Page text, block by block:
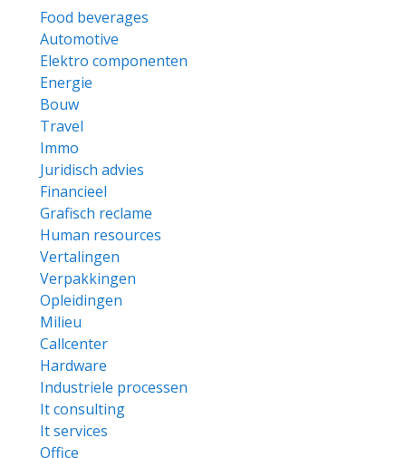
Food beverages
Automotive
Elektro componenten
Energie
Bouw
Travel
Immo
Juridisch advies
Financieel
Grafisch reclame
Human resources
Vertalingen
Verpakkingen
Opleidingen
Milieu
Callcenter
Hardware
Industriele processen
It consulting
It services
Office